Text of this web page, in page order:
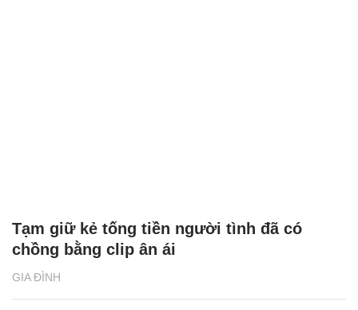
GIA ĐÌNH
Tạm giữ kẻ tống tiền người tình đã có
chồng bằng clip ân ái